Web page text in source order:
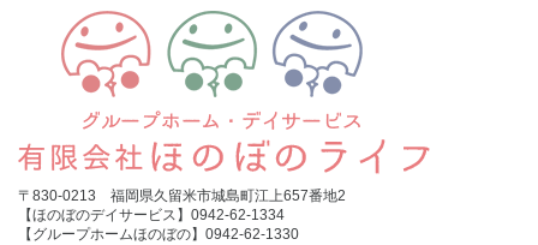
〒830-0213 福岡県久留米市城島町江上657番地2
【ほのぼのデイサービス】0942-62-1334
【グループホームほのぼの】0942-62-1330